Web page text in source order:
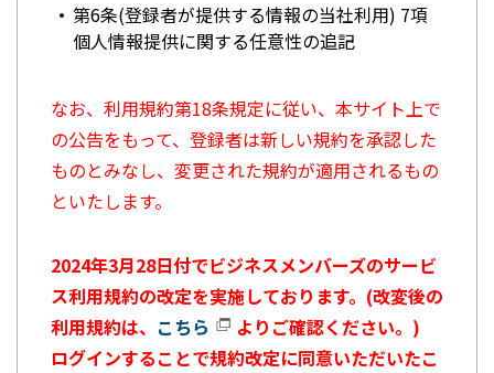
第6条(登録者が提供する情報の当社利用) 7項
個人情報提供に関する任意性の追記
なお、利用規約第18条規定に従い、本サイト上で
の公告をもって、登録者は新しい規約を承認した
ものとみなし、変更された規約が適用されるもの
といたします。
2024年3月28日付でビジネスメンバーズのサービ
ス利用規約の改定を実施しております。(改変後の
利用規約は、 こちら
よりご確認ください。)
ログインすることで規約改定に同意いただいたこ